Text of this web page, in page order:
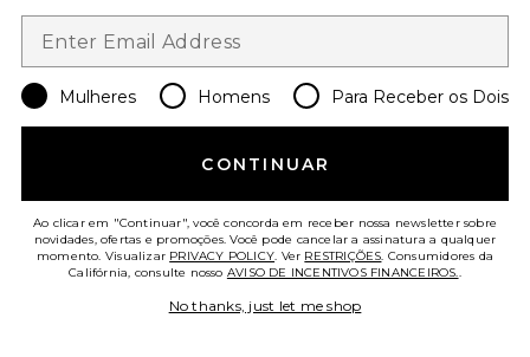
TENDÊNCIAS DO
MOMENTO!
12 vendido recentemente
Sabriana Gown
Favorite Lace Mix Mini Dress
Mulheres Homens Para Receber os Dois
CONTINUAR
Ao clicar em "Continuar", você concorda em receber nossa newsletter sobre
novidades, ofertas e promoções. Você pode cancelar a assinatura a qualquer
momento. Visualizar PRIVACY POLICY. Ver RESTRIÇÕES. Consumidores da
Califórnia, consulte nosso AVISO DE INCENTIVOS FINANCEIROS..
No thanks, just let me shop